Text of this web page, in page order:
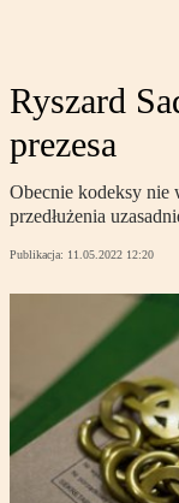
Ryszard
prezesa
Obecnie kodeksy nie
przedłużenia
Publikacja: 11.05.2022 12:20